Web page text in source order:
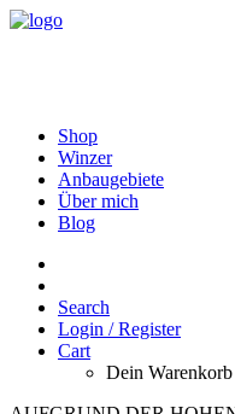
Shop
Winzer
Anbaugebiete
Über mich
Blog
Search
Login / Register
Cart
Dein Warenkorb